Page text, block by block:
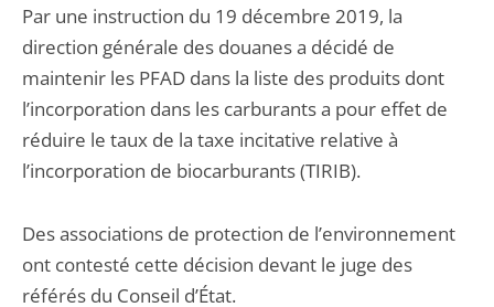
Par une instruction du 19 décembre 2019, la
direction générale des douanes a décidé de
maintenir les PFAD dans la liste des produits dont
l’incorporation dans les carburants a pour effet de
réduire le taux de la taxe incitative relative à
l’incorporation de biocarburants (TIRIB).
Des associations de protection de l’environnement
ont contesté cette décision devant le juge des
référés du Conseil d’État.